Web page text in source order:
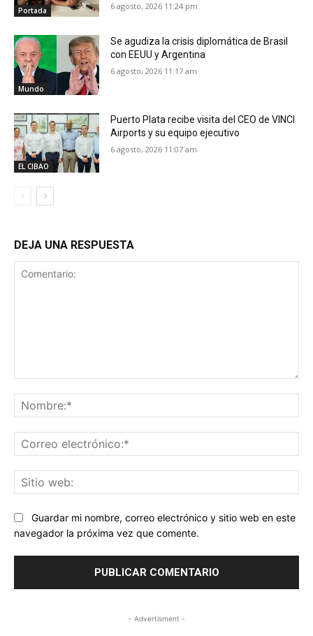
Portada 6 agosto, 2026 11:24 pm
Mundo
Se agudiza la crisis diplomática de Brasil
con EEUU y Argentina
6 agosto, 2026 11:17 am
EL CIBAO
Puerto Plata recibe visita del CEO de VINCI
Airports y su equipo ejecutivo
6 agosto, 2026 11:07 am
DEJA UNA RESPUESTA
Guardar mi nombre, correo electrónico y sitio web en este
navegador la próxima vez que comente.
- Advertisment -